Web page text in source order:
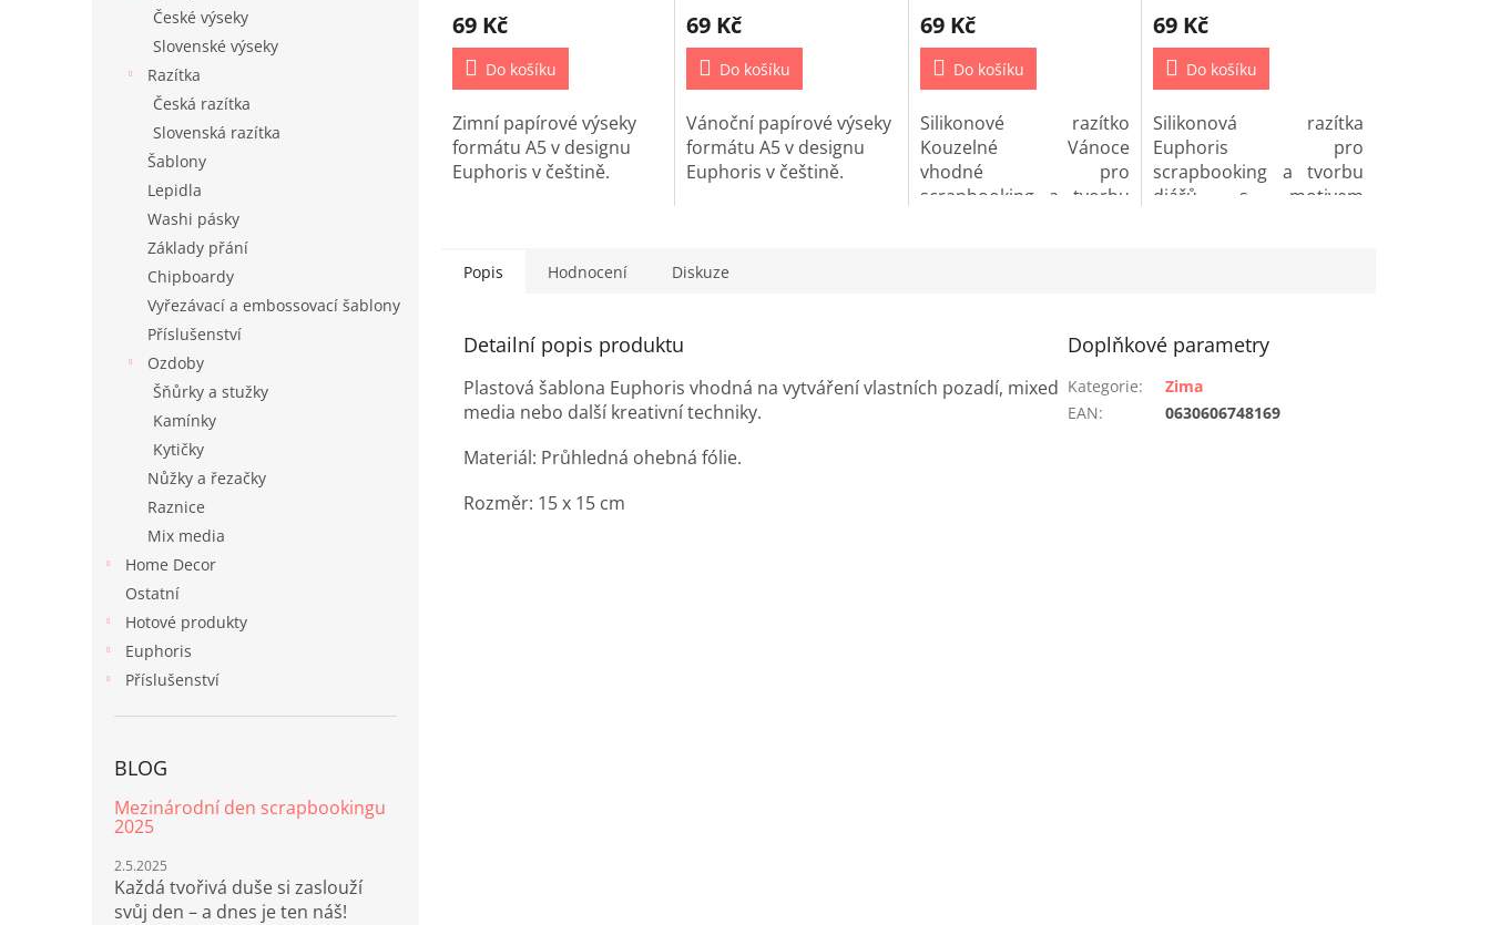
České výseky
Slovenské výseky
Razítka
Česká razítka
Slovenská razítka
Šablony
Lepidla
Washi pásky
Základy přání
Chipboardy
Vyřezávací a embossovací šablony
Příslušenství
Ozdoby
Šňůrky a stužky
Kamínky
Kytičky
Nůžky a řezačky
Raznice
Mix media
Home Decor
Ostatní
Hotové produkty
Euphoris
Příslušenství
BLOG
Mezinárodní den scrapbookingu
2025
2.5.2025
Každá tvořivá duše si zaslouží
svůj den – a dnes je ten náš!
69 Kč
Do košíku
Zimní papírové výseky
formátu A5 v designu
Euphoris v češtině.
69 Kč
Do košíku
Vánoční papírové výseky
formátu A5 v designu
Euphoris v češtině.
produktu
je
5,0
z
5
hvězdiček.
69 Kč
Do košíku
Silikonové razítko
Kouzelné Vánoce
vhodné pro
scrapbooking a tvorbu
69 Kč
Do košíku
Silikonová razítka
Euphoris pro
scrapbooking a tvorbu
diářů s motivem
Popis Hodnocení Diskuze
Detailní popis produktu
Plastová šablona Euphoris vhodná na vytváření vlastních pozadí, mixed
media nebo další kreativní techniky.
Materiál: Průhledná ohebná fólie.
Rozměr: 15 x 15 cm
Doplňkové parametry
Kategorie:
Zima
EAN: 0630606748169